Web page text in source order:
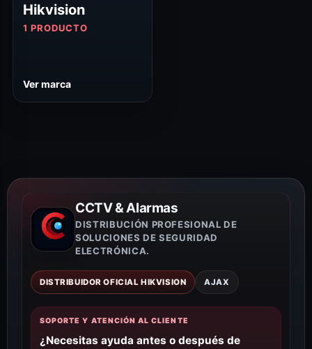
Hikvision
1 PRODUCTO
Ver marca
CCTV & Alarmas
DISTRIBUCIÓN PROFESIONAL DE
SOLUCIONES DE SEGURIDAD
ELECTRÓNICA.
DISTRIBUIDOR OFICIAL HIKVISION AJAX
SOPORTE Y ATENCIÓN AL CLIENTE
¿Necesitas ayuda antes o después de